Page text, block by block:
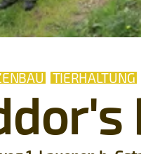
TIERHALTUNG